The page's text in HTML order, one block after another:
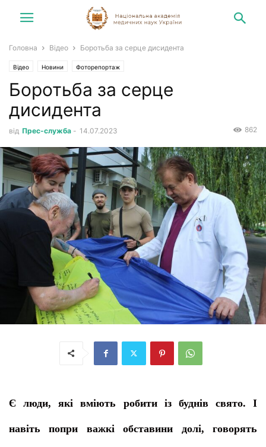
Головна Відео Боротьба за серце дисидента
Відео Новини Фоторепортаж
Боротьба за серце
дисидента
від Прес-служба - 14.07.2023 862
Є люди, які вміють робити із буднів свято. І
навіть попри важкі обставини долі, говорять